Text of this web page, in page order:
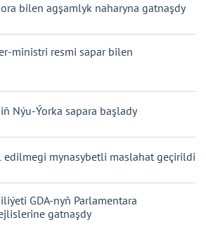
bilen agşamlyk naharyna gatnaşdy
ministri resmi sapar bilen
Nýu-Ýorka sapara başlady
edilmegi mynasybetli maslahat geçirildi
GDA-nyň Parlamentara
gatnaşdy